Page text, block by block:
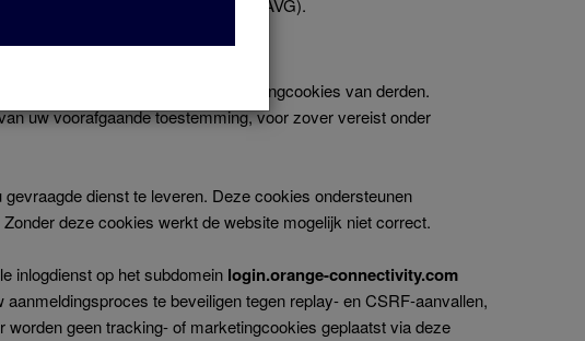
toestemming (artikel 6 lid 1 sub a AVG).
geeft – analytische en marketingcookies van derden.
uw voorafgaande toestemming, voor zover vereist onder
dienst te leveren. Deze cookies ondersteunen
deze cookies werkt de website mogelijk niet correct.
inlogdienst op het subdomein login.orange-connectivity.com
te beveiligen tegen replay- en CSRF-aanvallen,
geen tracking- of marketingcookies geplaatst via deze